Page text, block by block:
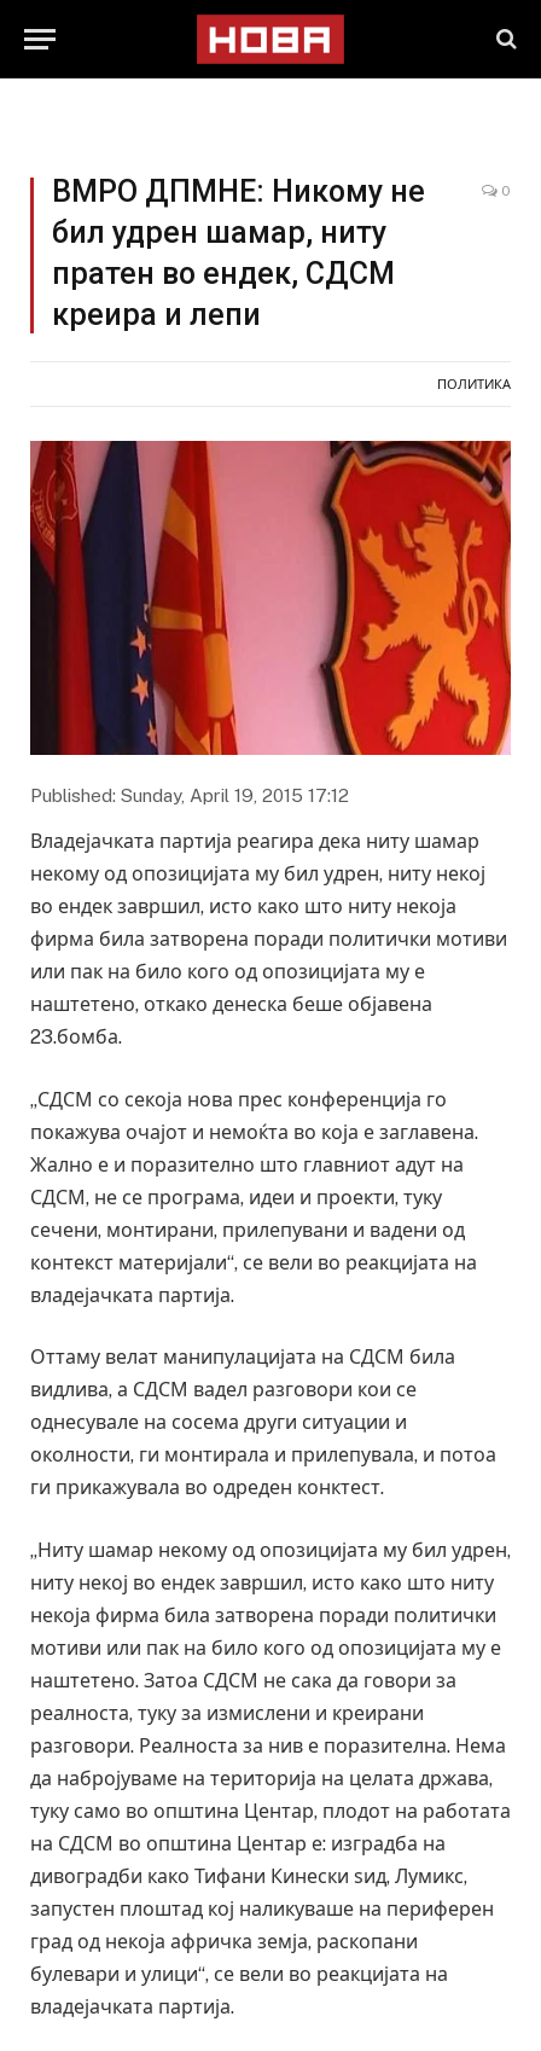
ВМРО ДПМНЕ: Никому не
бил удрен шамар, ниту
пратен во ендек, СДСМ
креира и лепи
0
ПОЛИТИКА
Published: Sunday, April 19, 2015 17:12
Владејачката партија реагира дека ниту шамар
некому од опозицијата му бил удрен, ниту некој
во ендек завршил, исто како што ниту некоја
фирма била затворена поради политички мотиви
или пак на било кого од опозицијата му е
наштетено, откако денеска беше објавена
23.бомба.
„СДСМ со секоја нова прес конференција го
покажува очајот и немоќта во која е заглавена.
Жално е и поразително што главниот адут на
СДСМ, не се програма, идеи и проекти, туку
сечени, монтирани, прилепувани и вадени од
контекст материјали“, се вели во реакцијата на
владејачката партија.
Оттаму велат манипулацијата на СДСМ била
видлива, а СДСМ вадел разговори кои се
однесувале на сосема други ситуации и
околности, ги монтирала и прилепувала, и потоа
ги прикажувала во одреден конктест.
„Ниту шамар некому од опозицијата му бил удрен,
ниту некој во ендек завршил, исто како што ниту
некоја фирма била затворена поради политички
мотиви или пак на било кого од опозицијата му е
наштетено. Затоа СДСМ не сака да говори за
реалноста, туку за измислени и креирани
разговори. Реалноста за нив е поразителна. Нема
да набројуваме на територија на целата држава,
туку само во општина Центар, плодот на работата
на СДСМ во општина Центар е: изградба на
дивоградби како Тифани Кинески ѕид, Лумикс,
запустен плоштад кој наликуваше на периферен
град од некоја афричка земја, раскопани
булевари и улици“, се вели во реакцијата на
владејачката партија.